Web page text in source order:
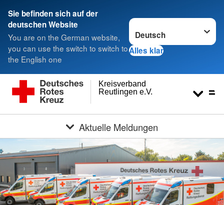
Sie befinden sich auf der
deutschen Website
You are on the German website,
you can use the switch to switch to
the English one
Sprache wechseln zu
Alles klar
Reutlingen e.V.
Kreisverband
Aktuelle Meldungen